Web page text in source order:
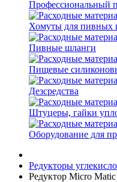
Профессиональный
Хомуты для пивных
Пивные шланги
Пищевые
Дезсредства
Штуцеры, гайки
Оборудование для
Редукторы
Редуктор Micro